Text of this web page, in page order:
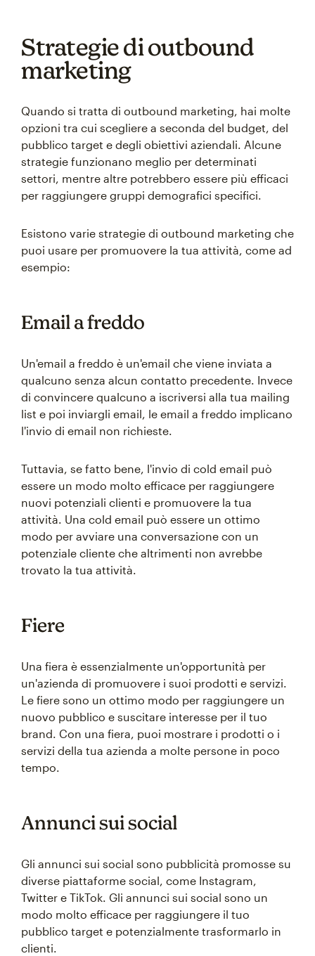
Strategie di outbound
marketing
Quando si tratta di outbound marketing, hai molte
opzioni tra cui scegliere a seconda del budget, del
pubblico target e degli obiettivi aziendali. Alcune
strategie funzionano meglio per determinati
settori, mentre altre potrebbero essere più efficaci
per raggiungere gruppi demografici specifici.
Esistono varie strategie di outbound marketing che
puoi usare per promuovere la tua attività, come ad
esempio:
Email a freddo
Un'email a freddo è un'email che viene inviata a
qualcuno senza alcun contatto precedente. Invece
di convincere qualcuno a iscriversi alla tua mailing
list e poi inviargli email, le email a freddo implicano
l'invio di email non richieste.
Tuttavia, se fatto bene, l'invio di cold email può
essere un modo molto efficace per raggiungere
nuovi potenziali clienti e promuovere la tua
attività. Una cold email può essere un ottimo
modo per avviare una conversazione con un
potenziale cliente che altrimenti non avrebbe
trovato la tua attività.
Fiere
Una fiera è essenzialmente un'opportunità per
un'azienda di promuovere i suoi prodotti e servizi.
Le fiere sono un ottimo modo per raggiungere un
nuovo pubblico e suscitare interesse per il tuo
brand. Con una fiera, puoi mostrare i prodotti o i
servizi della tua azienda a molte persone in poco
tempo.
Annunci sui social
Gli annunci sui social sono pubblicità promosse su
diverse piattaforme social, come Instagram,
Twitter e TikTok. Gli annunci sui social sono un
modo molto efficace per raggiungere il tuo
pubblico target e potenzialmente trasformarlo in
clienti.